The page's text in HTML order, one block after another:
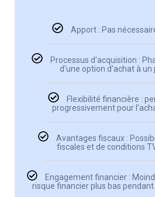
Apport : Pas
Processus d'acquisition :
d'une option d'achat à un
Flexibilité financière :
progressivement pour
Avantages fiscaux :
fiscales et de conditions
Engagement financier :
risque financier plus bas